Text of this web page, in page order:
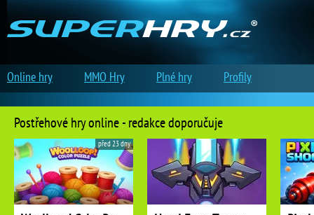
Postřehové hry online - redakce doporučuje
před 23 dny
Online hry MMO Hry Plné hry Profily